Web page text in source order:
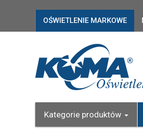
OŚWIETLENIE MARKOWE
Kategorie produktów